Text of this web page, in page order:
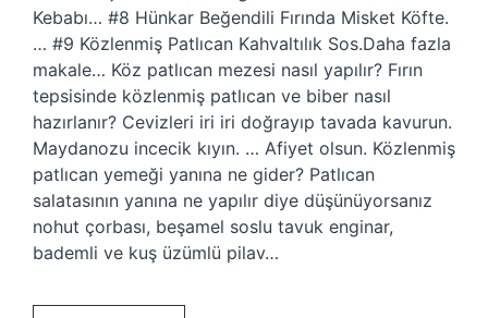
Kebabı… #8 Hünkar Beğendili Fırında Misket Köfte.
… #9 Közlenmiş Patlıcan Kahvaltılık Sos.Daha fazla
makale… Köz patlıcan mezesi nasıl yapılır? Fırın
tepsisinde közlenmiş patlıcan ve biber nasıl
hazırlanır? Cevizleri iri iri doğrayıp tavada kavurun.
Maydanozu incecik kıyın. … Afiyet olsun. Közlenmiş
patlıcan yemeği yanına ne gider? Patlıcan
salatasının yanına ne yapılır diye düşünüyorsanız
nohut çorbası, beşamel soslu tavuk enginar,
bademli ve kuş üzümlü pilav…